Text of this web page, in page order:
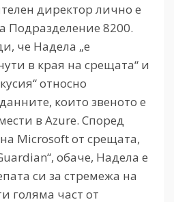
директор лично е
Подразделение 8200.
че Надела „е
в края на срещата“ и
относно
които звеното е
в Azure. Според
Microsoft от срещата,
обаче, Надела е
си за стремежа на
голяма част от